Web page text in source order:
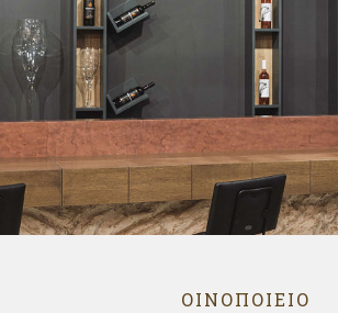
ΟΙΝΟΠΟΙΕΙΟ